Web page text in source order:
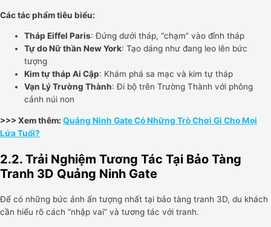
Các tác phẩm tiêu biểu:
Tháp Eiffel Paris: Đứng dưới tháp, “chạm” vào đỉnh tháp
Tự do Nữ thần New York: Tạo dáng như đang leo lên bức
tượng
Kim tự tháp Ai Cập: Khám phá sa mạc và kim tự tháp
Vạn Lý Trường Thành: Đi bộ trên Trường Thành với phông
cảnh núi non
>>> Xem thêm: Quảng Ninh Gate Có Những Trò Chơi Gì Cho Mọi
Lứa Tuổi?
2.2. Trải Nghiệm Tương Tác Tại Bảo Tàng
Tranh 3D Quảng Ninh Gate
Để có những bức ảnh ấn tượng nhất tại bảo tàng tranh 3D, du khách
cần hiểu rõ cách “nhập vai” và tương tác với tranh.